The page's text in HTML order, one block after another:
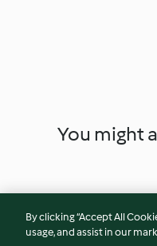
You might
By clicking “Accept All
usage, and assist in our